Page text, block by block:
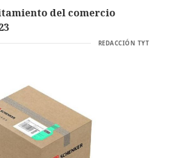
del comercio
REDACCIÓN TYT